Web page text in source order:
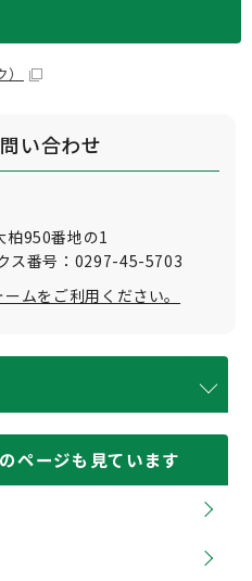
い合わせ
柏950番地の1
ス番号：0297-45-5703
ムをご利用ください。
ページも見ています